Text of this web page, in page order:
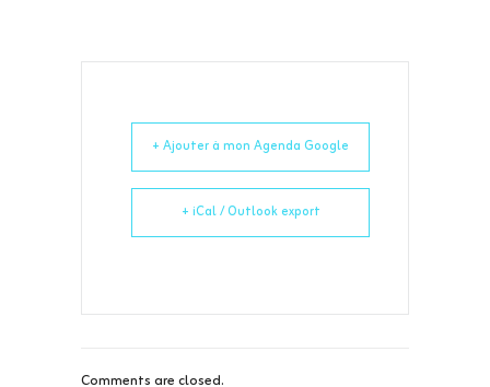
+ Ajouter à mon Agenda Google
+ iCal / Outlook export
Comments are closed.